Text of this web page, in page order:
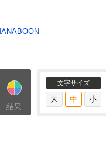
結果
文字サイズ